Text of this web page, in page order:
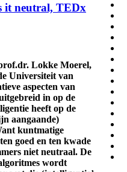
it neutral, TEDx
Lokke Moerel,
Universiteit van
aspecten van
in op de
heeft op de
aangaande)
kuntmatige
goed en ten kwade
niet neutraal. De
wordt